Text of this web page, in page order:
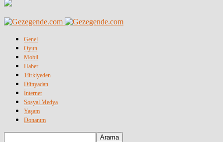
Genel
Oyun
Mobil
Haber
Türkiyeden
Dünyadan
İnternet
Sosyal Medya
Yaşam
Donanım